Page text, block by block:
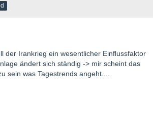
der Irankrieg ein wesentlicher Einflussfaktor
ändert sich ständig -> mir scheint das
sein was Tagestrends angeht....